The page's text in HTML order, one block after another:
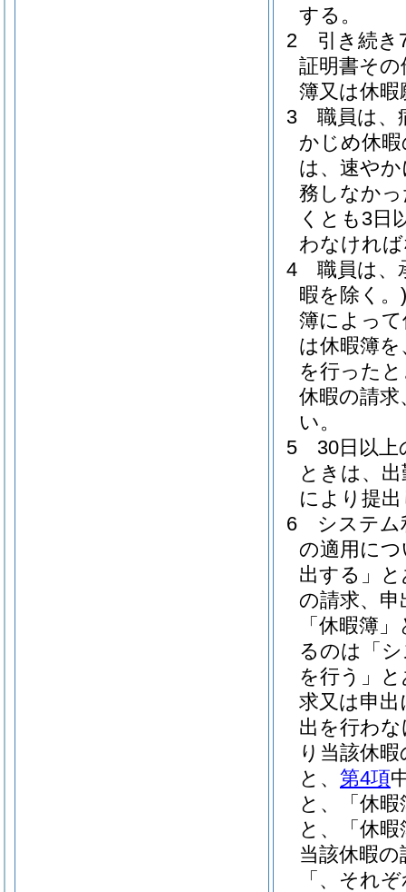
する。
2
引き続き
証明書そ
簿又は休
3
職員は、
かじめ休
は、速や
務しなか
くとも3日
わなけれ
4
職員は、
暇を除く。)
簿によっ
は休暇簿
を行った
休暇の請
い。
5
30日以
ときは、
により提
6
システム
の適用に
出する」
の請求、
「休暇簿
るのは「
を行う」
求又は申
出を行わ
り当該休
と、 第4項
と、「休
と、「休
当該休暇
「、それ